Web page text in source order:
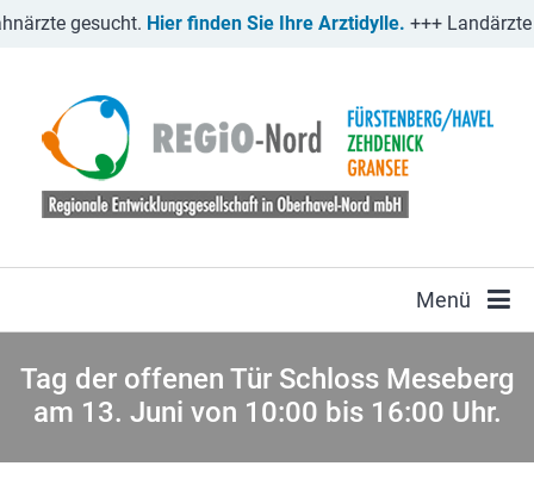
gesucht.Hier finden Sie Ihre Arztidylle.+++ Landärzte
Menü
Tag der offenen Tür Schloss Meseberg
am 13. Juni von 10:00 bis 16:00 Uhr.